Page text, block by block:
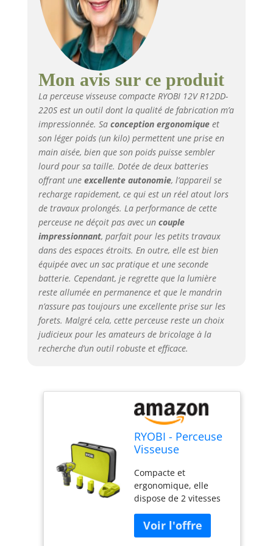
d'accéder aux espaces
restreints. Livrée en
sac avec 2 batteries
Lithium 12V 2,0 Ah et 1
Couple maximum de
30 Nm. Vitesse
variable de 0-400 / 0-
1500 tr/min. Mandrin
autoserrant 10 mm. 22
positions de couple.
Batteries Incluses (2 x
2,0 Ah). Autonomie
non spécifiée en
chiffres dans l'extrait,
mais suffisante pour
les travaux courants
grâce aux 2 batteries.
Mon avis sur ce produit
La perceuse visseuse compacte RYOBI 12V R12DD-
220S est un outil dont la qualité de fabrication m’a
impressionnée. Sa conception ergonomiqueet
son léger poids (un kilo) permettent une prise en
main aisée, bien que son poids puisse sembler
lourd pour sa taille. Dotée de deux batteries
offrant une excellente autonomie, l’appareil se
recharge rapidement, ce qui est un réel atout lors
de travaux prolongés. La performance de cette
perceuse ne déçoit pas avec un couple
impressionnant, parfait pour les petits travaux
dans des espaces étroits. En outre, elle est bien
équipée avec un sac pratique et une seconde
batterie. Cependant, je regrette que la lumière
reste allumée en permanence et que le mandrin
n’assure pas toujours une excellente prise sur les
forets. Malgré cela, cette perceuse reste un choix
judicieux pour les amateurs de bricolage à la
recherche d’un outil robuste et efficace.
RYOBI - Perceuse
Visseuse
R12DD-220S – 2
Batteries 2.0Ah +
Chargeur,
Mandrin 10mm, 2
Vitesses, 22
Positions – Idéale
Compacte et
ergonomique, elle
dispose de 2 vitesses
mécaniques pour
s'adapter à différents
matériaux. Équipée